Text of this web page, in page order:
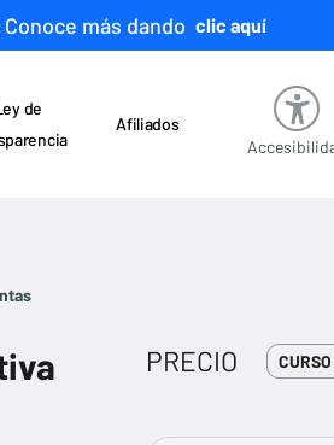
Conoce más dando clic aquí
de
Afiliados
PRECIO